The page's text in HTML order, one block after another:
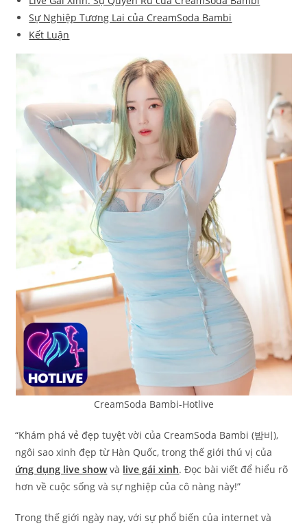
Sự Nghiệp Tương Lai của CreamSoda Bambi
Kết Luận
CreamSoda Bambi-Hotlive
“Khám phá vẻ đẹp tuyệt vời của CreamSoda Bambi (밤비),
ngôi sao xinh đẹp từ Hàn Quốc, trong thế giới thú vị của
ứng dụng live showvà live gái xinh. Đọc bài viết để hiểu rõ
hơn về cuộc sống và sự nghiệp của cô nàng này!”
Trong thế giới ngày nay, với sự phổ biến của internet và